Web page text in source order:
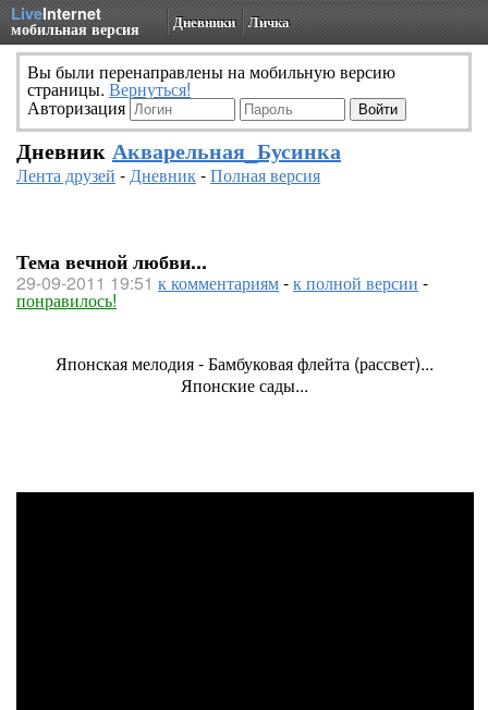
LiveInternet
мобильная версия Дневники Личка
Вы были перенаправлены на мобильную версию
страницы. Вернуться!
Авторизация
Дневник Акварельная_Бусинка
Лента друзей -Дневник-Полная версия
Тема вечной любви...
29-09-2011 19:51 к комментариям-к полной версии -
понравилось!
Японская мелодия - Бамбуковая флейта (рассвет)...
Японские сады...